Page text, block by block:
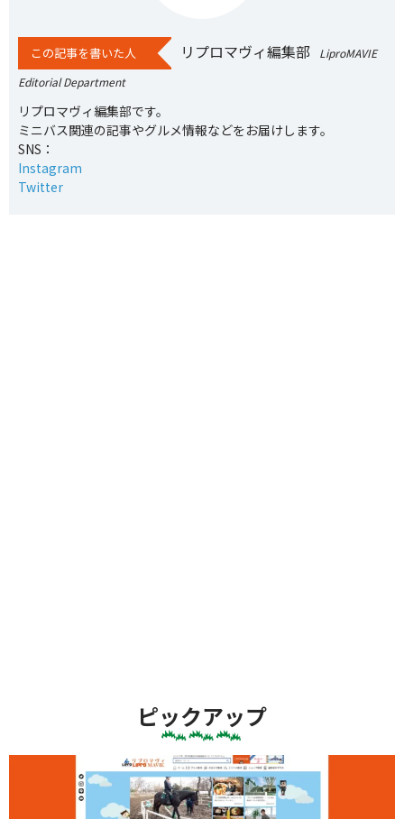
この記事を書いた人 リプロマヴィ編集部
LiproMAVIE
Editorial Department
リプロマヴィ編集部です。
ミニバス関連の記事やグルメ情報などをお届けします。
SNS：
Instagram
Twitter
ピックアップ